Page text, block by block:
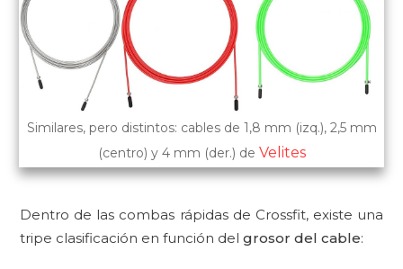
Similares, pero distintos: cables de 1,8 mm (izq.), 2,5 mm
(centro) y 4 mm (der.) de Velites
Dentro de las combas rápidas de Crossfit, existe una
tripe clasificación en función del grosor del cable: